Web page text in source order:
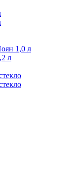
1,0 л
л